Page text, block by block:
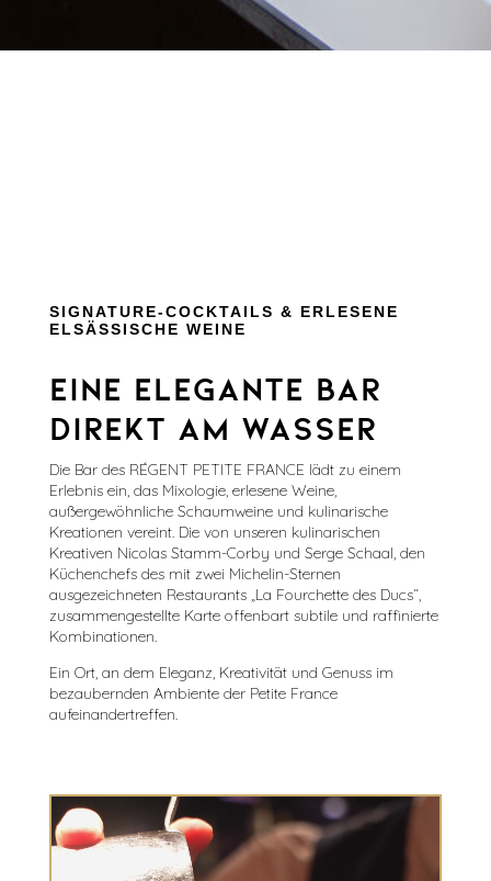
SIGNATURE-COCKTAILS & ERLESENE
ELSÄSSISCHE WEINE
Eine elegante Bar
direkt am Wasser
Die Bar des RÉGENT PETITE FRANCE lädt zu einem
Erlebnis ein, das Mixologie, erlesene Weine,
außergewöhnliche Schaumweine und kulinarische
Kreationen vereint. Die von unseren kulinarischen
Kreativen Nicolas Stamm-Corby und Serge Schaal, den
Küchenchefs des mit zwei Michelin-Sternen
ausgezeichneten Restaurants „La Fourchette des Ducs“,
zusammengestellte Karte offenbart subtile und raffinierte
Kombinationen.
Ein Ort, an dem Eleganz, Kreativität und Genuss im
bezaubernden Ambiente der Petite France
aufeinandertreffen.